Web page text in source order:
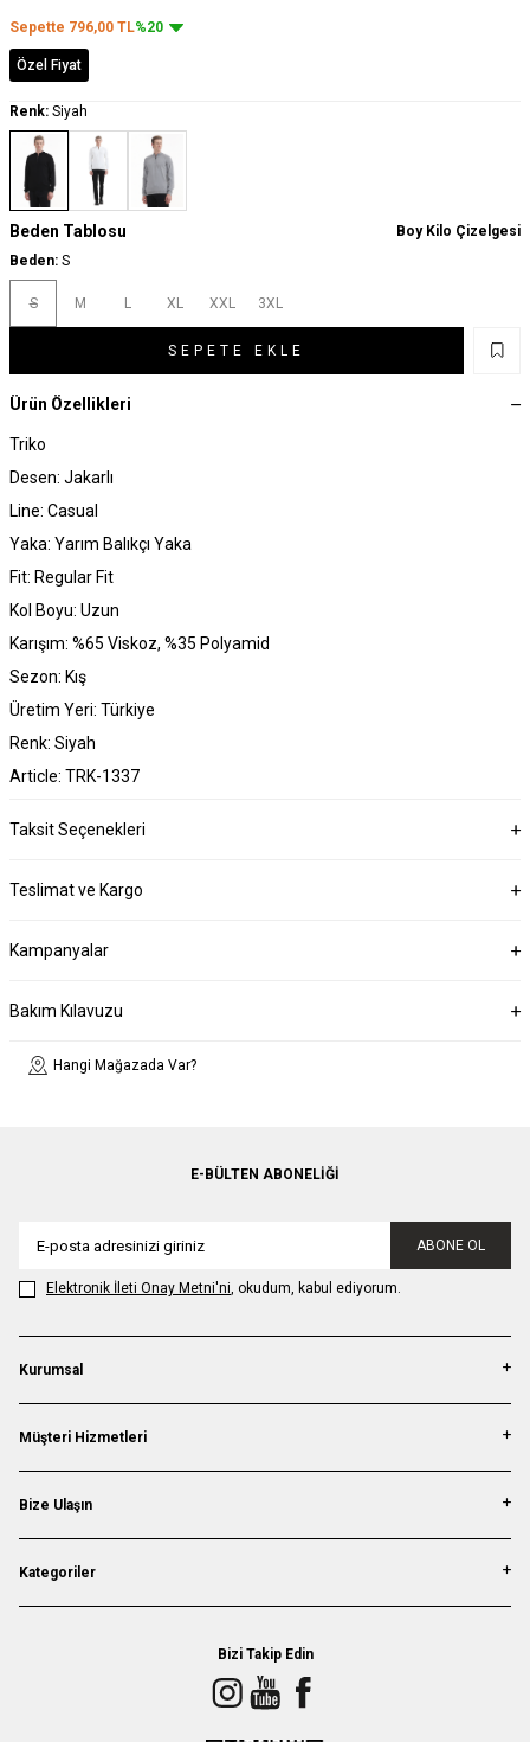
Sepette 796,00 TL%20
Özel Fiyat
Renk: Siyah
Beden Tablosu
Boy Kilo Çizelgesi
Beden: S
S M L XL XXL 3XL
SEPETE EKLE
Ürün Özellikleri
Triko
Desen: Jakarlı
Line: Casual
Yaka: Yarım Balıkçı Yaka
Fit: Regular Fit
Kol Boyu: Uzun
Karışım: %65 Viskoz, %35 Polyamid
Sezon: Kış
Üretim Yeri: Türkiye
Renk: Siyah
Article: TRK-1337
Taksit Seçenekleri
Teslimat ve Kargo
Kampanyalar
Bakım Kılavuzu
Hangi Mağazada Var?
E-BÜLTEN ABONELIĞI
ABONE OL
Elektronik İleti Onay Metni'ni, okudum, kabul ediyorum.
Kurumsal
Müşteri Hizmetleri
Bize Ulaşın
Kategoriler
Bizi Takip Edin